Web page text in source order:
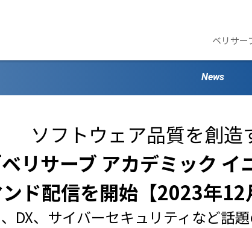
ベリサー
News
ソフトウェア品質を創造
ベリサーブ アカデミック
ド配信を開始【2023年12
DX、サイバーセキュリティなど話